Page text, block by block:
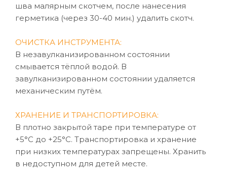
шва малярным скотчем, после нанесения
герметика (через 30-40 мин.) удалить скотч.
ОЧИСТКА ИНСТРУМЕНТА:
В незавулканизированном состоянии
смывается тёплой водой. В
завулканизированном состоянии удаляется
механическим путём.
ХРАНЕНИЕ И ТРАНСПОРТИРОВКА:
В плотно закрытой таре при температуре от
+5°C до +25°C. Транспортировка и хранение
при низких температурах запрещены. Хранить
в недоступном для детей месте.